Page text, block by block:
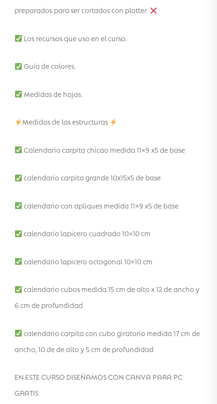
preparados para ser cortados con plotter
Los recursos que uso en el curso.
Guía de colores.
Medidas de hojas.
Medidas de las estructuras
Calendario carpita chicao medida 11×9 x5 de base
calendario carpita grande 10x15x5 de base
calendario con apliques medida 11×9 x5 de base
calendario lapicero cuadrado 10×10 cm
calendario lapicero octogonal 10×10 cm
calendario cubos medida 15 cm de alto x 12 de ancho y
6 cm de profundidad
calendario carpita con cubo giratorio medida 17 cm de
ancho, 10 de de alto y 5 cm de profundidad
EN ESTE CURSO DISEÑAMOS CON CANVA PARA PC
GRATIS